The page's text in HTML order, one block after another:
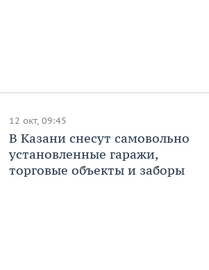
12 окт, 09:45
В Казани снесут самовольно
установленные гаражи,
торговые объекты и заборы